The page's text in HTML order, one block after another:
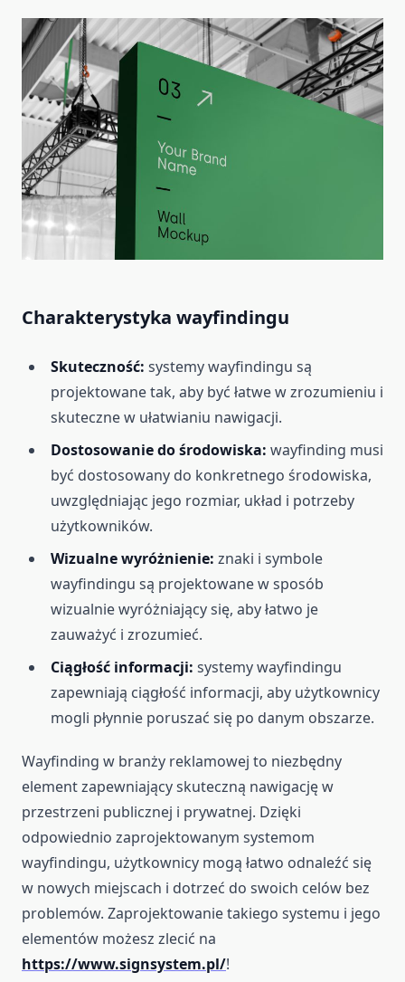
Charakterystyka wayfindingu
Skuteczność: systemy wayfindingu są
projektowane tak, aby być łatwe w zrozumieniu i
skuteczne w ułatwianiu nawigacji.
Dostosowanie do środowiska: wayfinding musi
być dostosowany do konkretnego środowiska,
uwzględniając jego rozmiar, układ i potrzeby
użytkowników.
Wizualne wyróżnienie: znaki i symbole
wayfindingu są projektowane w sposób
wizualnie wyróżniający się, aby łatwo je
zauważyć i zrozumieć.
Ciągłość informacji: systemy wayfindingu
zapewniają ciągłość informacji, aby użytkownicy
mogli płynnie poruszać się po danym obszarze.
Wayfinding w branży reklamowej to niezbędny
element zapewniający skuteczną nawigację w
przestrzeni publicznej i prywatnej. Dzięki
odpowiednio zaprojektowanym systemom
wayfindingu, użytkownicy mogą łatwo odnaleźć się
w nowych miejscach i dotrzeć do swoich celów bez
problemów. Zaprojektowanie takiego systemu i jego
elementów możesz zlecić na
https://www.signsystem.pl/!